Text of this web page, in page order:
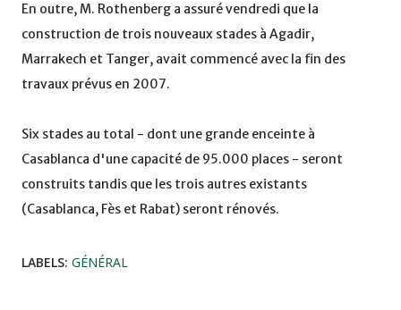
En outre, M. Rothenberg a assuré vendredi que la
construction de trois nouveaux stades à Agadir,
Marrakech et Tanger, avait commencé avec la fin des
travaux prévus en 2007.
Six stades au total - dont une grande enceinte à
Casablanca d'une capacité de 95.000 places - seront
construits tandis que les trois autres existants
(Casablanca, Fès et Rabat) seront rénovés.
LABELS: GÉNÉRAL